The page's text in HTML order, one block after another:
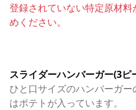
登録されていない特定原材
めください。
スライダーハンバーガー(3ピ
ひと口サイズのハンバーガー
はポテトが入っています。